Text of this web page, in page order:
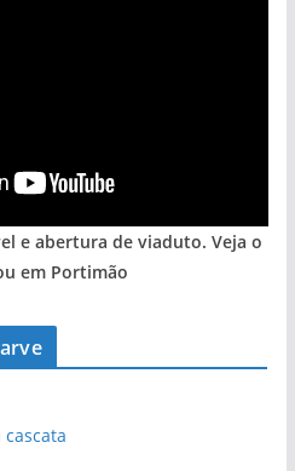
e abertura de viaduto. Veja o
em Portimão